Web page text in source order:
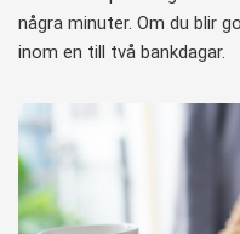
några minuter. Om du blir
inom en till två bankdagar.